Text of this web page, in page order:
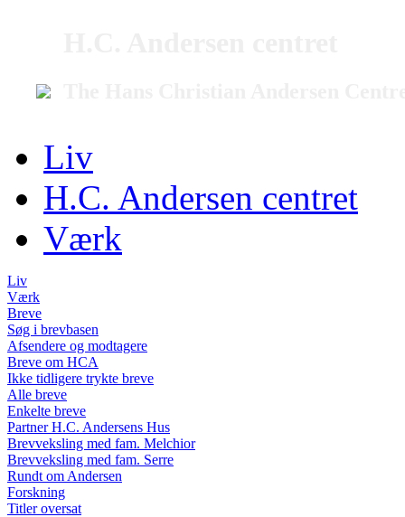
Liv
H.C. Andersen centret
Værk
Liv
Værk
Breve
Søg i brevbasen
Afsendere og modtagere
Breve om HCA
Ikke tidligere trykte breve
Alle breve
Enkelte breve
Partner H.C. Andersens Hus
Brevveksling med fam. Melchior
Brevveksling med fam. Serre
Rundt om Andersen
Forskning
Titler oversat